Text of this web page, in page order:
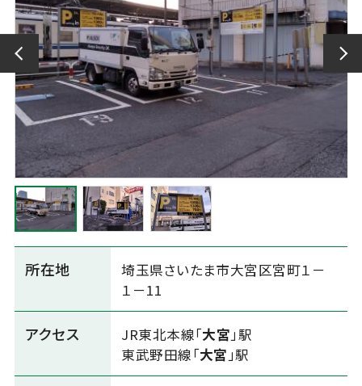
所在地
埼玉県さいたま市大宮区宮町１－
１－11
アクセス JR東北本線「大宮」駅
東武野田線「大宮」駅